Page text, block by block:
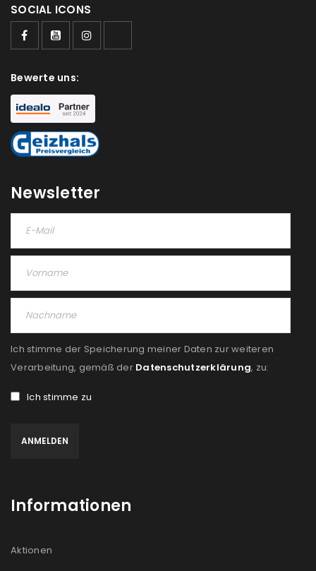
SOCIAL ICONS
Bewerte uns:
Newsletter
Ich stimme der Speicherung meiner Daten zur weiteren
Verarbeitung, gemäß der Datenschutzerklärung, zu:
Ich stimme zu
Informationen
Aktionen